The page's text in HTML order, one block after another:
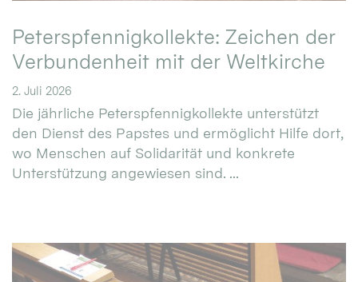
Peterspfennigkollekte: Zeichen der
Verbundenheit mit der Weltkirche
2. Juli 2026
Die jährliche Peterspfennigkollekte unterstützt
den Dienst des Papstes und ermöglicht Hilfe dort,
wo Menschen auf Solidarität und konkrete
Unterstützung angewiesen sind. ...